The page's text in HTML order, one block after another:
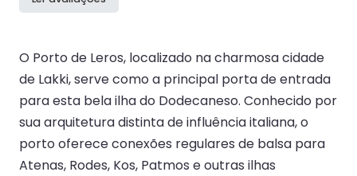
O Porto de Leros, localizado na charmosa cidade
de Lakki, serve como a principal porta de entrada
para esta bela ilha do Dodecaneso. Conhecido por
sua arquitetura distinta de influência italiana, o
porto oferece conexões regulares de balsa para
Atenas, Rodes, Kos, Patmos e outras ilhas